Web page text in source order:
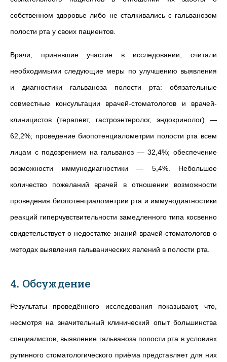
собственном здоровье либо не сталкивались с гальванозом
полости рта у своих пациентов.
Врачи, принявшие участие в исследовании, считали
необходимыми следующие меры по улучшению выявления
и диагностики гальваноза полости рта: обязательные
совместные
консультации врачей-стоматологов и врачей-
клиницистов (терапевт, гастроэнтеролог, эндокринолог) —
62,2%; проведение биопотенциалометрии полости рта всем
лицам с подозрением на гальваноз — 32,4%; обеспечение
возможности иммунодиагностики — 5,4%. Небольшое
количество пожеланий врачей в отношении возможности
проведения биопотенциалометрии рта и иммунодиагностики
реакций гиперчувствительности замедленного типа косвенно
свидетельствует о недостатке знаний врачей-стоматологов о
методах выявления гальванических явлений в полости рта.
4. Обсуждение
Результаты проведённого исследования показывают, что,
несмотря на значительный клинический опыт большинства
специалистов, выявление гальваноза полости рта в условиях
рутинного стоматологического приёма представляет для них